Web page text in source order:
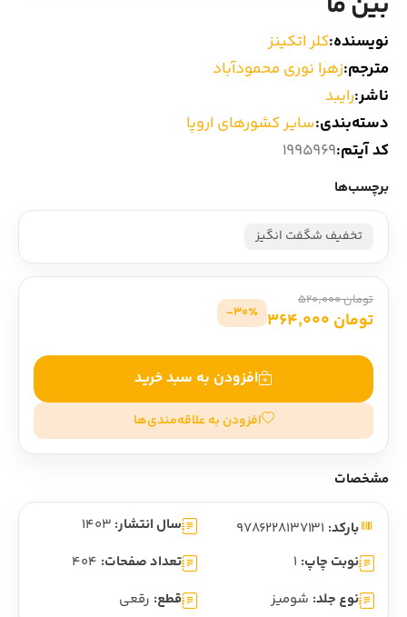
زندگینامه
ادبیات نمایشی
نویسنده:کلر اتکینز
مترجم:زهرا نوری محمودآباد
ناشر:رایبد
دسته‌بندی:سایر کشورهای اروپا
کد آیتم:1995969
برچسب‌ها
تخفیف شگفت انگیز
تومان 520,000
تومان 364,000 30٪-
افزودن به سبد خرید
افزودن به علاقه‌مندی‌ها
مشخصات
بارکد: سال انتشار: 1403
نوبت چاپ: 1 تعداد صفحات: 404
نوع جلد: شومیز قطع: رقعی